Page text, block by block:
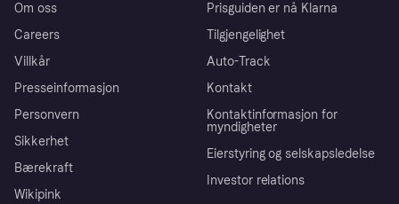
Om oss
Careers
Villkår
Presseinformasjon
Personvern
Sikkerhet
Bærekraft
Wikipink
Prisguiden er nå Klarna
Tilgjengelighet
Auto-Track
Kontakt
Kontaktinformasjon for
myndigheter
Eierstyring og selskapsledelse
Investor relations